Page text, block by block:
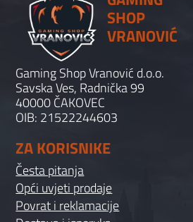
SHOP
VRANOVIĆ
Gaming Shop Vranović d.o.o.
Savska Ves, Radnička 99
40000 ČAKOVEC
OIB: 21522244603
ZA KORISNIKE
Česta pitanja
Opći uvjeti prodaje
Povrat i reklamacije